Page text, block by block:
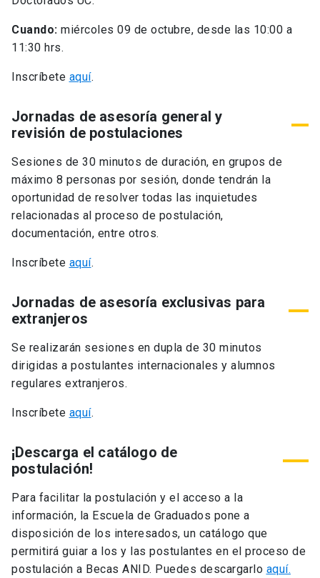
Cuando: miércoles 09 de octubre, desde las 10:00 a
11:30 hrs.
Inscríbete aquí.
Jornadas de asesoría general y
revisión de postulaciones
Sesiones de 30 minutos de duración, en grupos de
máximo 8 personas por sesión, donde tendrán la
oportunidad de resolver todas las inquietudes
relacionadas al proceso de postulación,
documentación, entre otros.
Inscríbete aquí.
Jornadas de asesoría exclusivas para
extranjeros
Se realizarán sesiones en dupla de 30 minutos
dirigidas a postulantes internacionales y alumnos
regulares extranjeros.
Inscríbete aquí.
¡Descarga el catálogo de
postulación!
Para facilitar la postulación y el acceso a la
información, la Escuela de Graduados pone a
disposición de los interesados, un catálogo que
permitirá guiar a los y las postulantes en el proceso de
postulación a Becas ANID. Puedes descargarlo aquí.